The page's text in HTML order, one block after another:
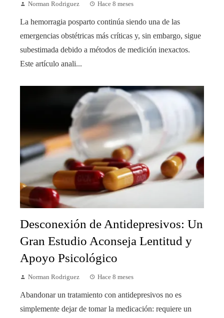
Norman Rodriguez Hace 8 meses
La hemorragia posparto continúa siendo una de las
emergencias obstétricas más críticas y, sin embargo, sigue
subestimada debido a métodos de medición inexactos.
Este artículo anali...
Desconexión de Antidepresivos: Un
Gran Estudio Aconseja Lentitud y
Apoyo Psicológico
Norman Rodriguez Hace 8 meses
Abandonar un tratamiento con antidepresivos no es
simplemente dejar de tomar la medicación: requiere un